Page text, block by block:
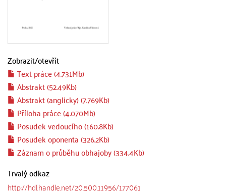
Zobrazit/otevřít
Text práce (4.731Mb)
Abstrakt (52.49Kb)
Abstrakt (anglicky) (7.769Kb)
Příloha práce (4.070Mb)
Posudek vedoucího (160.8Kb)
Posudek oponenta (326.2Kb)
Záznam o průběhu obhajoby (334.4Kb)
Trvalý odkaz
http://hdl.handle.net/20.500.11956/177061